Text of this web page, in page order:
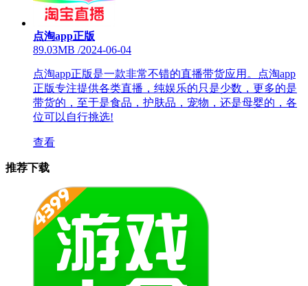
点淘app正版
89.03MB /2024-06-04
点淘app正版是一款非常不错的直播带货应用。点淘app
正版专注提供各类直播，纯娱乐的只是少数，更多的是
带货的，至于是食品，护肤品，宠物，还是母婴的，各
位可以自行挑选!
查看
推荐下载